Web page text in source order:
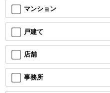
マンション
戸建て
店舗
事務所